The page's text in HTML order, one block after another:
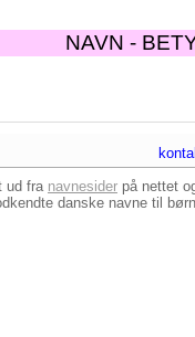
NAVN -
ud fra navnesider på nettet
danske navne til børn